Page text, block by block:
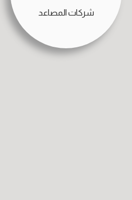
شركات المصاعد